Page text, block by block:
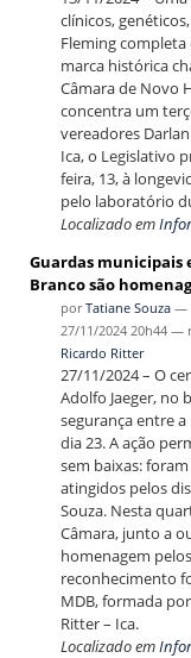
clínicos,
Fleming
marca histórica
Câmara de Novo
concentra um
vereadores
Ica, o Legislativo
feira, 13, à
pelo laboratório
Localizado em
Guardas
Branco são
porTatiane Souza —
27/11/2024 20h44 —
Ricardo Ritter
27/11/2024 – O
Adolfo Jaeger, no
segurança entre
dia 23. A ação
sem baixas:
atingidos pelos
Souza. Nesta
Câmara, junto a
homenagem
reconhecimento
MDB, formada
Ritter – Ica.
Localizado em